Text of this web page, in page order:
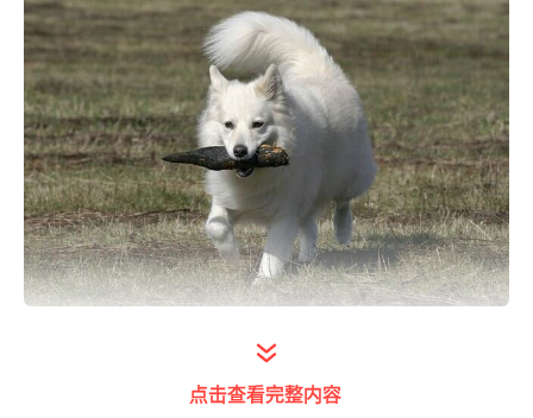
原来这回宠物狗从河里叼出来的不是垃圾，而
是小叶紫檀火焰纹路的小料。
点击查看完整内容